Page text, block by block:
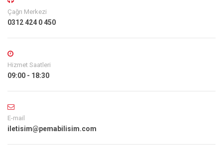
Çağrı Merkezi
0312 424 0 450
Hizmet Saatleri
09:00 - 18:30
E-mail
iletisim@pemabilisim.com